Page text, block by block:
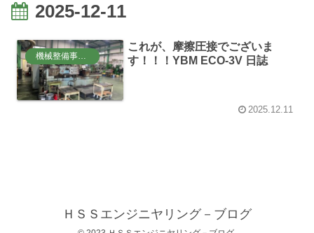
2025-12-11
機械整備事業部
これが、摩擦圧接でございま
す！！！YBM ECO-3V 日誌
2025.12.11
ＨＳＳエンジニヤリング－ブログ